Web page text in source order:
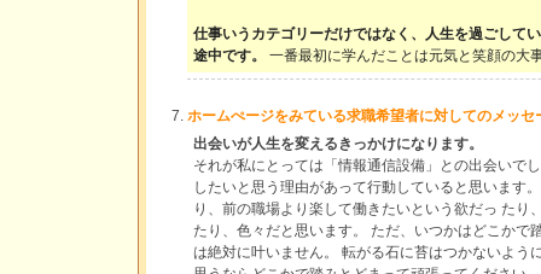
仕事いうカテゴリーだけではなく、人生を過ごして
途中です。
一番最初に学んだことは元気と笑顔の大
ホームぺージをみている求職希望者に対してのメッセ
出会いが人生を変えるきっかけになります。
それが私にとっては「情報通信設備」との出会いで
したいと思う理由があって行動していると思います
り、前の職場より楽して働きたいという欲だっ たり
たり、色々だと思います。 ただ、いつかはどこかで
は絶対に叶いません。 転がる石に苔はつかないよう